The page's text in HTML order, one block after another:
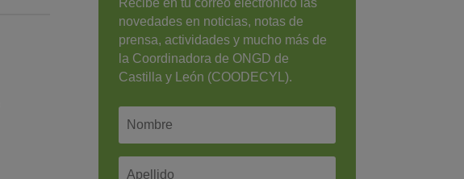
Recibe en tu correo electrónico las
novedades en noticias, notas de
prensa, actividades y mucho más de
la Coordinadora de ONGD de
Castilla y León (COODECYL).